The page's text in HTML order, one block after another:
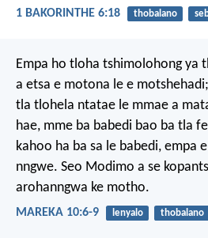
1 BAKORINTHE 6:18 thobalano
Empa ho tloha tshimolohong ya
a etsa e motona le e
tla tlohela ntatae le mmae a
hae, mme ba babedi bao ba tla
kahoo ha ba sa le babedi, empa
nngwe. Seo Modimo a se
arohanngwa ke motho.
MAREKA 10:6-9 lenyalo thobalano